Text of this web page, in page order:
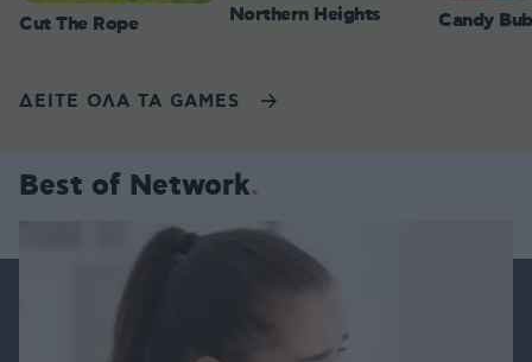
Cut The Rope Northern Heights Candy
ΔΕΙΤΕ ΟΛΑ ΤΑ GAMES
Best of Network